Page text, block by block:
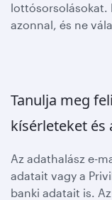
lottósorsolásokat.
azonnal, és ne
Tanulja meg
kísérleteket és
Az adathalász e-
adatait vagy a
banki adatait is.